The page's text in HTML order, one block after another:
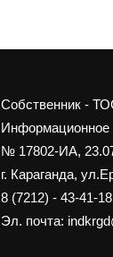
Собственник -
Информационное
№ 17802-ИА,
г. Караганда,
8 (7212) - 43-41-
Эл. почта: